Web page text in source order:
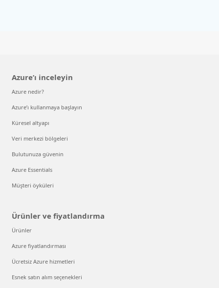
Azure’ı inceleyin
Azure nedir?
Azure’ı kullanmaya başlayın
Küresel altyapı
Veri merkezi bölgeleri
Bulutunuza güvenin
Azure Essentials
Müşteri öyküleri
Ürünler ve fiyatlandırma
Ürünler
Azure fiyatlandırması
Ücretsiz Azure hizmetleri
Esnek satın alım seçenekleri